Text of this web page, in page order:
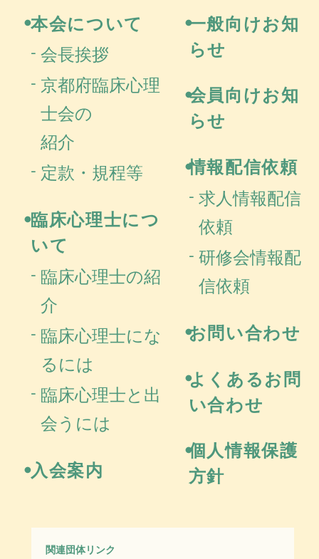
本会について
会長挨拶
京都府臨床心理
士会の
紹介
定款・規程等
臨床心理士につ
いて
臨床心理士の紹
介
臨床心理士にな
るには
臨床心理士と出
会うには
入会案内
一般向けお知
らせ
会員向けお知
らせ
情報配信依頼
求人情報配信
依頼
研修会情報配
信依頼
お問い合わせ
よくあるお問
い合わせ
個人情報保護
方針
関連団体リンク